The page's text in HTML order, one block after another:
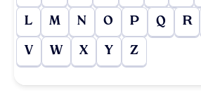
L M N O P Q R
V W X Y Z